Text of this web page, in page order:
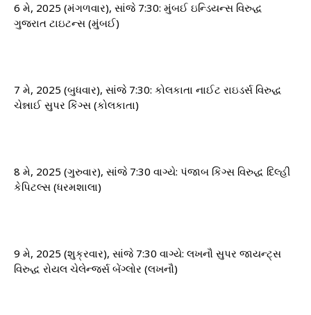
6 મે, 2025 (મંગળવાર), સાંજે 7:30: મુંબઈ ઇન્ડિયન્સ વિરુદ્ધ
ગુજરાત ટાઇટન્સ (મુંબઈ)
7 મે, 2025 (બુધવાર), સાંજે 7:30: કોલકાતા નાઈટ રાઇડર્સ વિરુદ્ધ
ચેન્નાઈ સુપર કિંગ્સ (કોલકાતા)
8 મે, 2025 (ગુરુવાર), સાંજે 7:30 વાગ્યે: ​​પંજાબ કિંગ્સ વિરુદ્ધ દિલ્હી
કેપિટલ્સ (ધરમશાલા)
9 મે, 2025 (શુક્રવાર), સાંજે 7:30 વાગ્યે: ​​લખનૌ સુપર જાયન્ટ્સ
વિરુદ્ધ રોયલ ચેલેન્જર્સ બેંગ્લોર (લખનૌ)